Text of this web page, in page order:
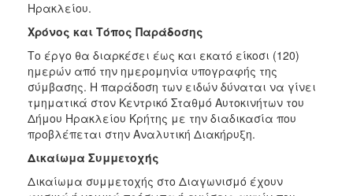
Ηρακλείου.
Χρόνος και Τόπος Παράδοσης
Το έργο θα διαρκέσει έως και εκατό είκοσι (120)
ημερών από την ημερομηνία υπογραφής της
σύμβασης. Η παράδοση των ειδών δύναται να γίνει
τμηματικά στον Κεντρικό Σταθμό Αυτοκινήτων του
Δήμου Ηρακλείου Κρήτης με την διαδικασία που
προβλέπεται στην Αναλυτική Διακήρυξη.
Δικαίωμα Συμμετοχής
Δικαίωμα συμμετοχής στο Διαγωνισμό έχουν